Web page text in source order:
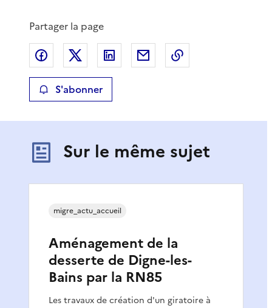
Partager la page
Partager sur Facebook
Partager sur XPartager sur LinkedIn
Partager par email
S'abonner
Sur le même sujet
Aménagement de la
desserte de Digne-les-
Bains par la RN85
Les travaux de création d'un giratoire à
migre_actu_accueil